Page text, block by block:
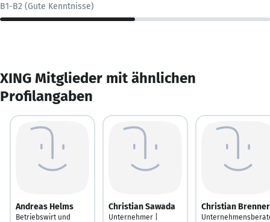
B1-B2 (Gute Kenntnisse)
XING Mitglieder mit ähnlichen
Profilangaben
Andreas Helms
Betriebswirt und
Christian Sawada
Unternehmer |
Christian Brenner